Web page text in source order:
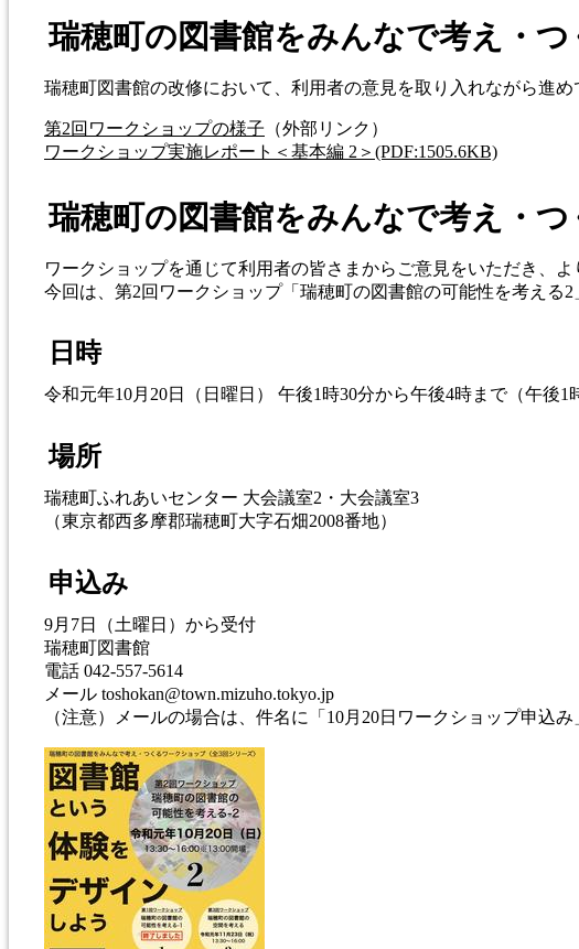
瑞穂町の図書館をみんなで考え・
瑞穂町図書館の改修において、利用者の意見を取り入れながら進
第2回ワークショップの様子 （外部リンク）
ワークショップ実施レポート＜基本編 2＞(PDF:1505.6KB)
瑞穂町の図書館をみんなで考え・
ワークショップを通じて利用者の皆さまからご意見をいただき、よ
今回は、第2回ワークショップ「瑞穂町の図書館の可能性を考える2
日時
令和元年10月20日（日曜日） 午後1時30分から午後4時まで（午後1
場所
瑞穂町ふれあいセンター 大会議室2・大会議室3
（東京都西多摩郡瑞穂町大字石畑2008番地）
申込み
9月7日（土曜日）から受付
瑞穂町図書館
電話 042-557-5614
メール toshokan@town.mizuho.tokyo.jp
（注意）メールの場合は、件名に「10月20日ワークショップ申込